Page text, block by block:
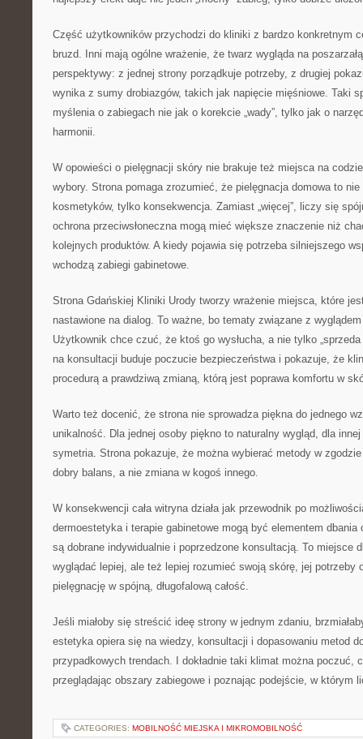
Część użytkowników przychodzi do kliniki z bardzo konkretnym
bruzd. Inni mają ogólne wrażenie, że twarz wygląda na
perspektywy: z jednej strony porządkuje potrzeby, z drugiej
wynika z sumy drobiazgów, takich jak napięcie mięśniowe. Taki
myślenia o zabiegach nie jak o korekcie „wady”, tylko jak o
harmonii.
W opowieści o pielęgnacji skóry nie brakuje też miejsca na
wybory. Strona pomaga zrozumieć, że pielęgnacja domowa to
kosmetyków, tylko konsekwencja. Zamiast „więcej”, liczy się
ochrona przeciwsłoneczna mogą mieć większe znaczenie niż
kolejnych produktów. A kiedy pojawia się potrzeba silniejszego
wchodzą zabiegi gabinetowe.
Strona Gdańskiej Kliniki Urody tworzy wrażenie miejsca, które
nastawione na dialog. To ważne, bo tematy związane z
Użytkownik chce czuć, że ktoś go wysłucha, a nie tylko
na konsultacji buduje poczucie bezpieczeństwa i pokazuje, że
procedurą a prawdziwą zmianą, którą jest poprawa komfortu w
Warto też docenić, że strona nie sprowadza piękna do jednego
unikalność. Dla jednej osoby piękno to naturalny wygląd, dla
symetria. Strona pokazuje, że można wybierać metody w
dobry balans, a nie zmiana w kogoś innego.
W konsekwencji cała witryna działa jak przewodnik po
dermoestetyka i terapie gabinetowe mogą być elementem dbania
są dobrane indywidualnie i poprzedzone konsultacją. To miejsce
wyglądać lepiej, ale też lepiej rozumieć swoją skórę, jej potrzeby
pielęgnację w spójną, długofalową całość.
Jeśli miałoby się streścić ideę strony w jednym zdaniu,
estetyka opiera się na wiedzy, konsultacji i dopasowaniu metod
przypadkowych trendach. I dokładnie taki klimat można poczuć,
przeglądając obszary zabiegowe i poznając podejście, w którym
CATEGORIES: MOBILNOŚĆ MIEJSKA I MIKROMOBILNOŚĆ